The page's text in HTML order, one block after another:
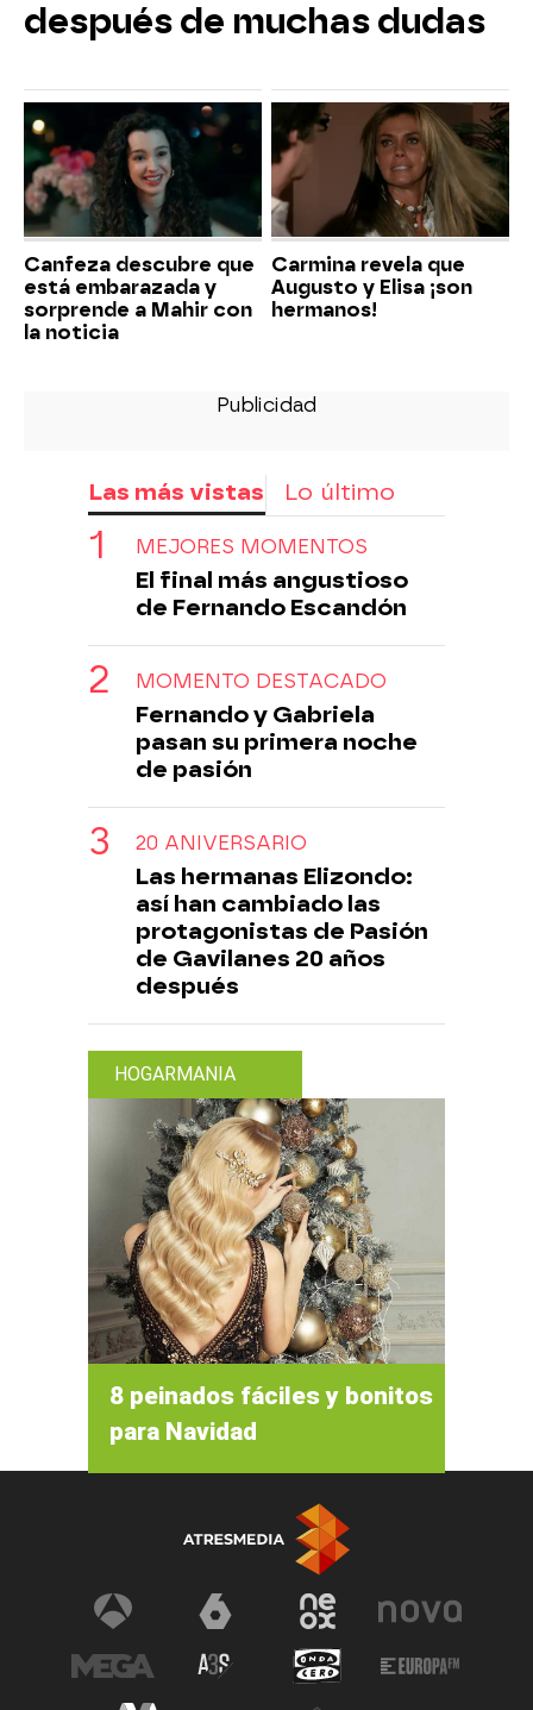
después de muchas dudas
Canfeza descubre que
está embarazada y
sorprende a Mahir con
la noticia
Carmina revela que
Augusto y Elisa ¡son
hermanos!
Las más vistas Lo último
MEJORES MOMENTOS
El final más angustioso
de Fernando Escandón
MOMENTO DESTACADO
Fernando y Gabriela
pasan su primera noche
de pasión
20 ANIVERSARIO
Las hermanas Elizondo:
así han cambiado las
protagonistas de Pasión
de Gavilanes 20 años
después
HOGARMANIA
8 peinados fáciles y bonitos
para Navidad